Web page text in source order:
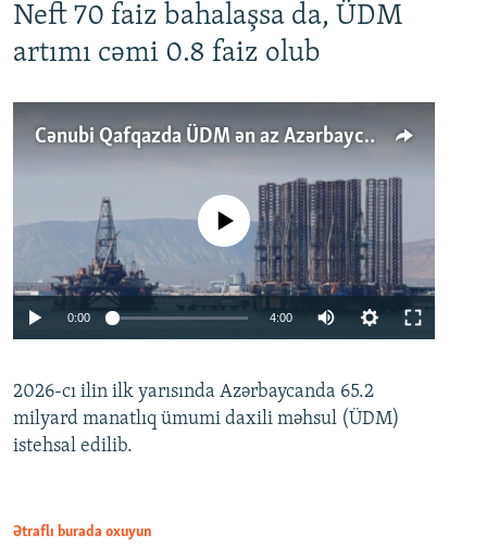
Neft 70 faiz bahalaşsa da, ÜDM
artımı cəmi 0.8 faiz olub
Cənubi Qafqazda ÜDM ən az Azərbaycanda artır: Qonşuları niyə Bakını qabaqlaya bilir?
Auto 240p 360p 480p
No media source currently available
0:00 4:00
360p
480p
2026-cı ilin ilk yarısında Azərbaycanda 65.2
milyard manatlıq ümumi daxili məhsul (ÜDM)
istehsal edilib.
Ətraflı burada oxuyun